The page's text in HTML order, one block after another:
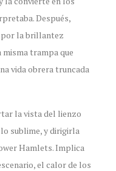
Después,
por la brillantez
trampa que
vida obrera truncada
la vista del lienzo
sublime, y dirigirla
Hamlets. Implica
el calor de los